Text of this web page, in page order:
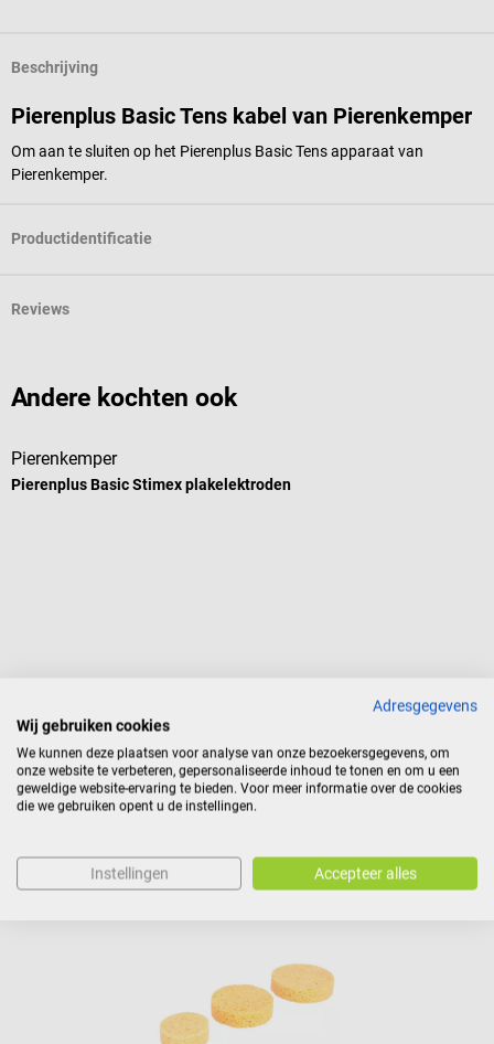
Beschrijving
Pierenplus Basic Tens kabel van Pierenkemper
Om aan te sluiten op het Pierenplus Basic Tens apparaat van
Pierenkemper.
Productidentificatie
Reviews
Andere kochten ook
Pierenkemper
Pierenplus Basic Stimex plakelektroden
Inhoud:4 stuk(s)(€ 1,80 / 1 stuk(s))
vanaf€ 7,20*
Prijzen incl. BTW, excl. verzendkosten
Vergelijkbare producten
Adresgegevens
Wij gebruiken cookies
We kunnen deze plaatsen voor analyse van onze bezoekersgegevens, om
onze website te verbeteren, gepersonaliseerde inhoud te tonen en om u een
geweldige website-ervaring te bieden. Voor meer informatie over de cookies
die we gebruiken opent u de instellingen.
Instellingen Accepteer alles